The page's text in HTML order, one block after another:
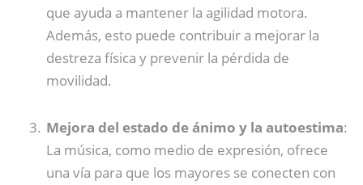
que ayuda a mantener la agilidad motora.
Además, esto puede contribuir a mejorar la
destreza física y prevenir la pérdida de
movilidad.
Mejora del estado de ánimo y la autoestima:
La música, como medio de expresión, ofrece
una vía para que los mayores se conecten con